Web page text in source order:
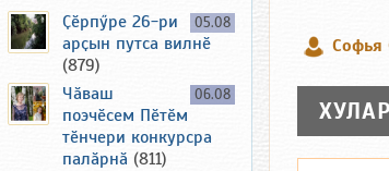
Софья
05.08
Ҫӗрпӳре 26-ри
арҫын путса вилнӗ
(879)
06.08
Чӑваш
поэчӗсем Пӗтӗм
тӗнчери конкурсра
палӑрнӑ (811)